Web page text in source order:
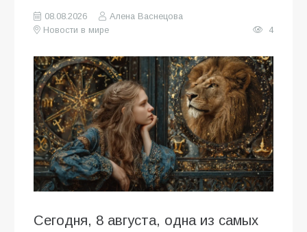
08.08.2026
Алена Васнецова
Новости в мире
4
Сегодня, 8 августа, одна из самых